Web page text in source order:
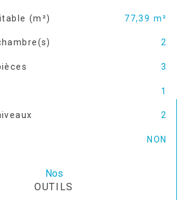
(m²) 77,39 m²
2
3
1
2
NON
Nos
OUTILS